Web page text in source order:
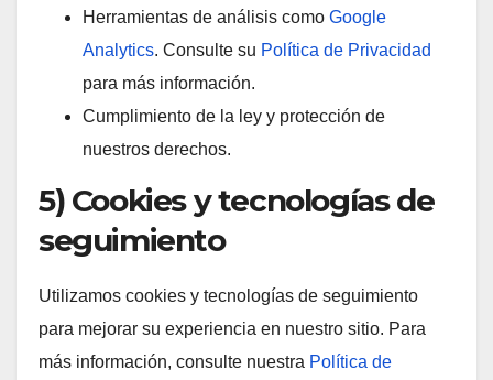
Herramientas de análisis como Google
Analytics. Consulte su Política de Privacidad
para más información.
Cumplimiento de la ley y protección de
nuestros derechos.
5) Cookies y tecnologías de
seguimiento
Utilizamos cookies y tecnologías de seguimiento
para mejorar su experiencia en nuestro sitio. Para
más información, consulte nuestra Política de